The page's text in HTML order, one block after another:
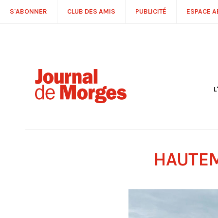
S'ABONNER CLUB DES AMIS PUBLICITÉ ESPACE